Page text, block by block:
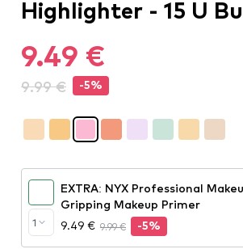
Highlighter - 15 U
9.49 €
9.99 € -5%
1
EXTRA: NYX Professional
Gripping Makeup Primer
9.49 € 9.99 € -5%